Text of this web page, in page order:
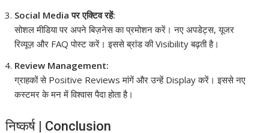
Social Media पर एक्टिव रहें:
सोशल मीडिया पर अपने बिज़नेस का प्रमोशन करें। नए अपडेट्स, यूजर
रिव्यूज़ और FAQ पोस्ट करें। इससे ब्रांड की Visibility बढ़ती है।
Review Management:
ग्राहकों से Positive Reviews मांगें और उन्हें Display करें। इससे नए
कस्टमर के मन में विश्वास पैदा होता है।
निष्कर्ष | Conclusion